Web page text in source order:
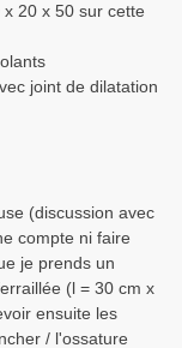
20 x 50 sur cette
joint de dilatation
(discussion avec
compte ni faire
je prends un
(l = 30 cm x
ensuite les
/ l'ossature